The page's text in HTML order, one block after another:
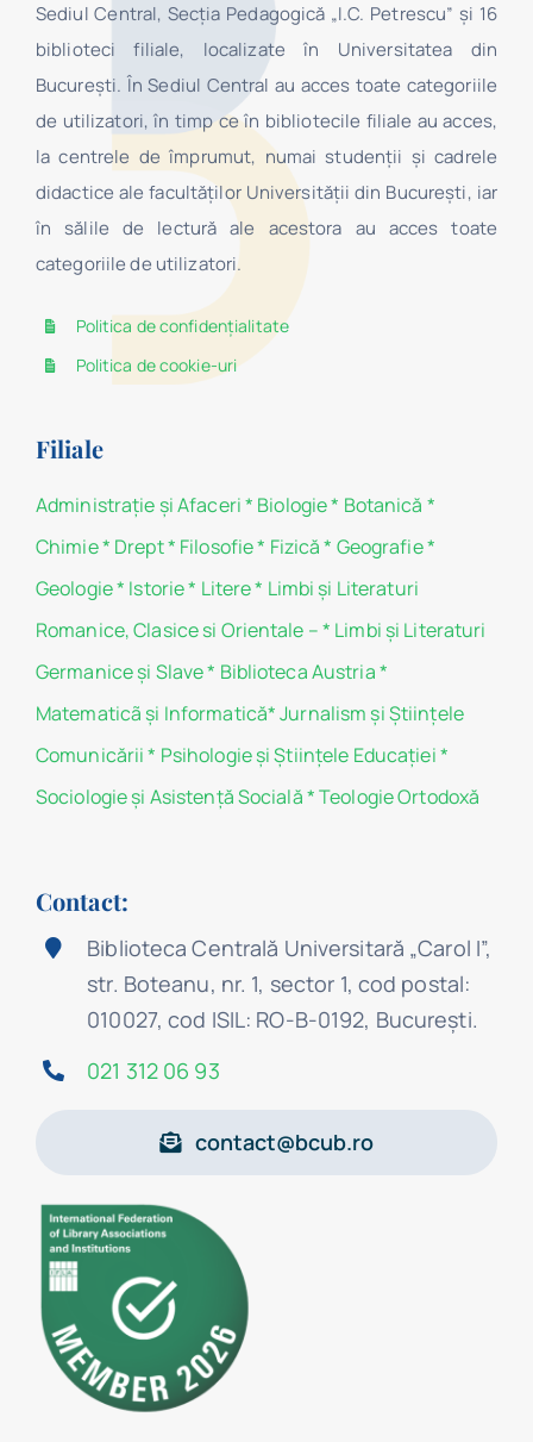
Sediul Central, Secţia Pedagogică „I.C. Petrescu” şi 16
biblioteci filiale, localizate în Universitatea din
Bucureşti. În Sediul Central au acces toate categoriile
de utilizatori, în timp ce în bibliotecile filiale au acces,
la centrele de împrumut, numai studenţii şi cadrele
didactice ale facultăților Universității din București, iar
în sălile de lectură ale acestora au acces toate
categoriile de utilizatori.
Politica de confidențialitate
Politica de cookie-uri
Filiale
Administraţie şi Afaceri* Biologie* Botanică *
Chimie* Drept* Filosofie* Fizică * Geografie*
Geologie* Istorie* Litere* Limbi și Literaturi
Romanice, Clasice si Orientale –* Limbi și Literaturi
Germanice şi Slave* Biblioteca Austria*
Matematicã și Informatică*Jurnalism şi Ştiinţele
Comunicării * Psihologie şi Ştiinţele Educaţiei*
Sociologie şi Asistenţă Socială*Teologie Ortodoxă
Contact:
Biblioteca Centrală Universitară „Carol I”,
str. Boteanu, nr. 1, sector 1, cod postal:
010027, cod ISIL: RO-B-0192, Bucureşti.
021 312 06 93
contact@bcub.ro